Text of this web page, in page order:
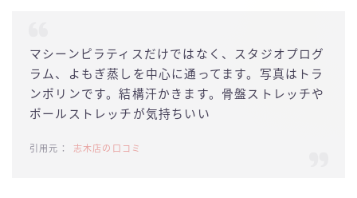
マシーンピラティスだけではなく、スタジオプログ
ラム、よもぎ蒸しを中心に通ってます。写真はトラ
ンポリンです。結構汗かきます。骨盤ストレッチや
ポールストレッチが気持ちいい
志木店の口コミ